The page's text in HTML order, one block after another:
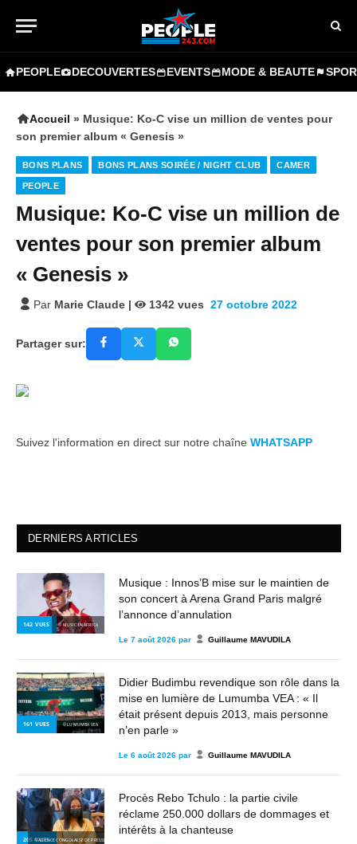
PEOPLE DECOUVERTES EVENTS MODE & BEAUTE
Accueil » Musique: Ko-C vise un million de ventes pour
son premier album « Genesis »
BONS PLANS BONS PLANS SOIRÉE / NIGHT CLUB CAMER
PEOPLE
Musique: Ko-C vise un million de
ventes pour son premier album
« Genesis »
Par Marie Claude | 1342 vues 27 octobre 2022
Partager sur:
Suivez l'information en direct sur notre chaîne WHATSAPP
DERNIERS ARTICLES
142 VUES © MUSIC IN AFRICA
Musique : Innos’B mise sur le maintien de
son concert à Arena Grand Paris malgré
l’annonce d’annulation
Le 7 août 2026 par Guillaume MAVUDILA
161 VUES © LUMUMBA VEA
Didier Budimbu revendique son rôle dans la
mise en lumière de Lumumba VEA : « Il
était présent depuis 2013, mais personne
n’en parle »
Le 6 août 2026 par Guillaume MAVUDILA
205 VUES
© AGENCE CONGOLAISE DE PRESSE
Procès Rebo Tchulo : la partie civile
réclame 250.000 dollars de dommages et
intérêts à la chanteuse